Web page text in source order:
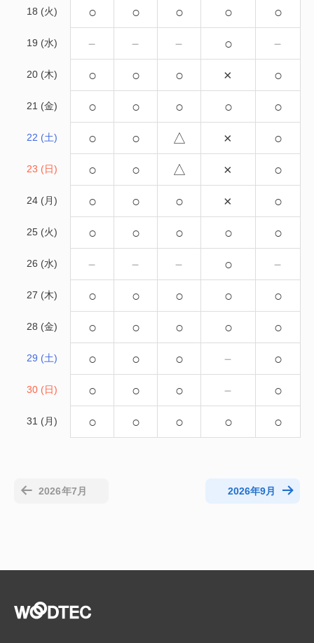
18 (火) ○ ○ ○ ○ ○
19 (水) － － － ○ －
20 (木) ○ ○ ○ × ○
21 (金) ○ ○ ○ ○ ○
22 (土) ○ ○ △ × ○
23 (日) ○ ○ △ × ○
24 (月) ○ ○ ○ × ○
25 (火) ○ ○ ○ ○ ○
26 (水) － － － ○ －
27 (木) ○ ○ ○ ○ ○
28 (金) ○ ○ ○ ○ ○
29 (土) ○ ○ ○ － ○
30 (日) ○ ○ ○ － ○
31 (月) ○ ○ ○ ○ ○
2026年7月 2026年9月